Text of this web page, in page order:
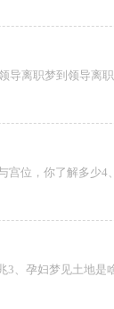
离职梦到领导离
位，你了解多少4
、孕妇梦见土地是